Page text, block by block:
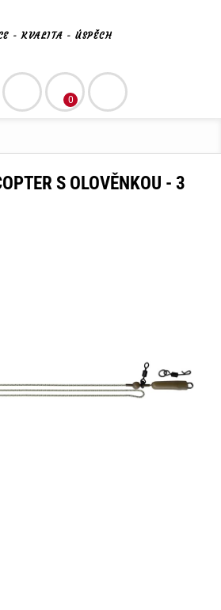
- KVALITA - ÚSPĚCH
0
S OLOVĚNKOU - 3